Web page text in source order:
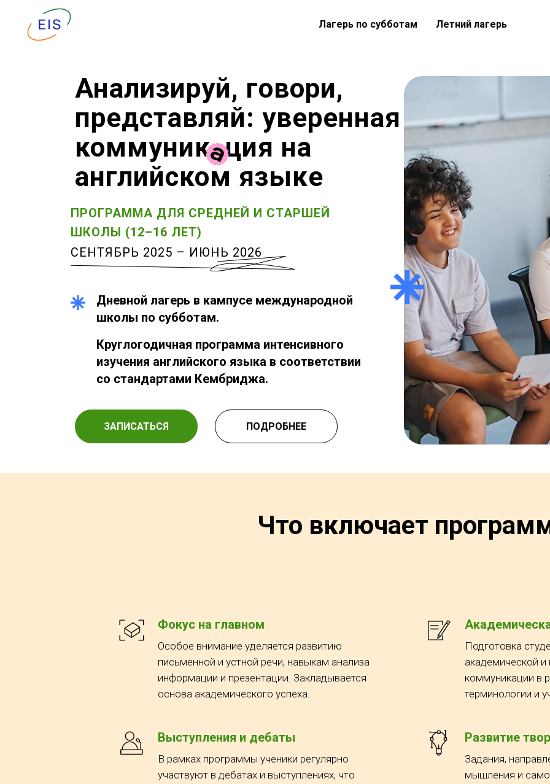
Лагерь по субботам Летний лагерь
ЗАПИСАТЬСЯ
СЕНТЯБРЬ 2025 – ИЮНЬ 2026
ПОДРОБНЕЕ
ПРОГРАММА ДЛЯ СРЕДНЕЙ И СТАРШЕЙ
ШКОЛЫ (12–16 ЛЕТ)
Круглогодичная программа интенсивного
изучения английского языка в соответствии
со стандартами Кембриджа.
Дневной лагерь в кампусе международной
школы по субботам.
Анализируй, говори,
представляй: уверенная
коммуникация на
английском языке
Что включает
Фокус на главном
Особое внимание уделяется развитию
письменной и устной речи, навыкам анализа
информации и презентации. Закладывается
основа академического успеха.
Подготовка
академической
коммуникации в
терминологии и
Выступления и дебаты
В рамках программы ученики регулярно
участвуют в дебатах и выступлениях, что
Развитие
Задания,
мышления и